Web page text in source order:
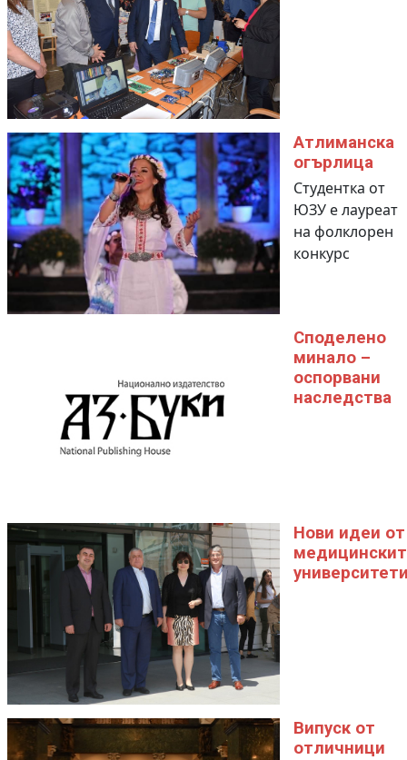
Атлиманска
огърлица
Студентка от
ЮЗУ е лауреат
на фолклорен
конкурс
Споделено
минало –
оспорвани
наследства
Нови идеи от
Випуск от
отличници